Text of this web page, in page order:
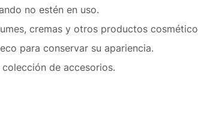
no estén en uso.
cremas y otros productos
para conservar su apariencia.
de accesorios.